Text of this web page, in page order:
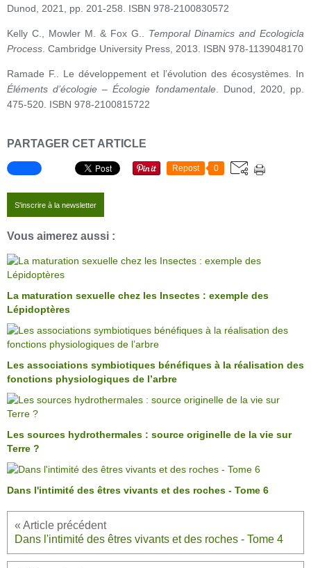
Dunod, 2021, pp. 201-258. ISBN 978-2100830572
Kelly C., Mowler M. & Fox G.. Temporal Dinamics and Ecologicla
Process Cambridge University Press, 2013. ISBN 978-1139048170
Ramade F.. Le développement et l’évolution des écosystèmes. In
Éléments d’écologie – Écologie fondamentale. Dunod, 2020, pp.
475-520. ISBN 978-2100815722
PARTAGER CET ARTICLE
Repost 0
S'inscrire à la newsletter
Vous aimerez aussi :
La maturation sexuelle chez les Insectes : exemple des
Lépidoptères
Les associations symbiotiques bénéfiques à la réalisation des
fonctions physiologiques de l’arbre
Les sources hydrothermales : source originelle de la vie sur
Terre ?
Dans l'intimité des êtres vivants et des roches - Tome 6
Dans l'intimité des êtres vivants et des roches - Tome 4